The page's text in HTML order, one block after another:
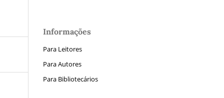
Informações
Para Leitores
Para Autores
Para Bibliotecários